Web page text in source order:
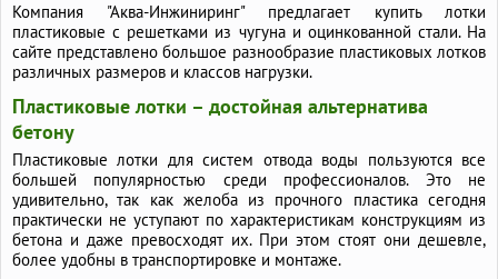
Компания "Аква-Инжиниринг" предлагает купить лотки
пластиковые с решетками из чугуна и оцинкованной стали. На
сайте представлено большое разнообразие пластиковых лотков
различных размеров и классов нагрузки.
Пластиковые лотки – достойная альтернатива
бетону
Пластиковые лотки для систем отвода воды пользуются все
большей популярностью среди профессионалов. Это не
удивительно, так как желоба из прочного пластика сегодня
практически не уступают по характеристикам конструкциям из
бетона и даже превосходят их. При этом стоят они дешевле,
более удобны в транспортировке и монтаже.